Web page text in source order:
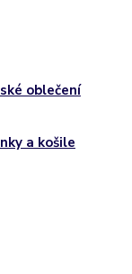
oblečení
a košile